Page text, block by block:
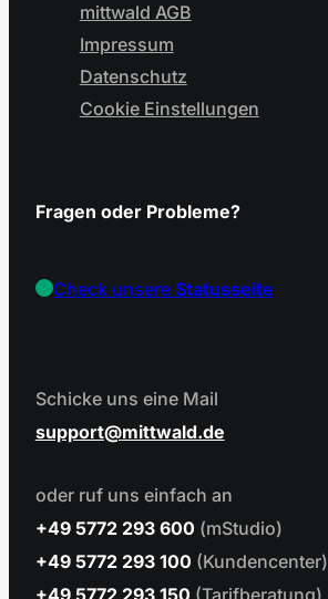
mittwald AGB
Impressum
Datenschutz
Cookie Einstellungen
Fragen oder Probleme?
Check unsereStatusseite
Schicke uns eine Mail
support
mittwald.de
oder ruf uns einfach an
+49 5772 293 600 (mStudio)
+49 5772 293 100 (Kundencenter)
+49 5772 293 150 (Tarifberatung)